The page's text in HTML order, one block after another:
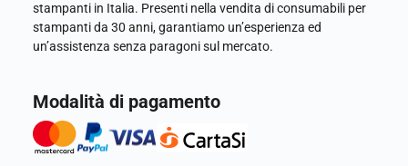
stampanti in Italia. Presenti nella vendita di consumabili per
stampanti da 30 anni, garantiamo un’esperienza ed
un’assistenza senza paragoni sul mercato.
Modalità di pagamento